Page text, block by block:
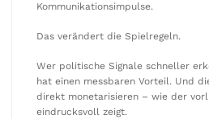
Kommunikationsimpulse.
Das verändert die Spielregeln.
Wer politische Signale schneller
hat einen messbaren Vorteil. Und
direkt monetarisieren – wie der
eindrucksvoll zeigt.